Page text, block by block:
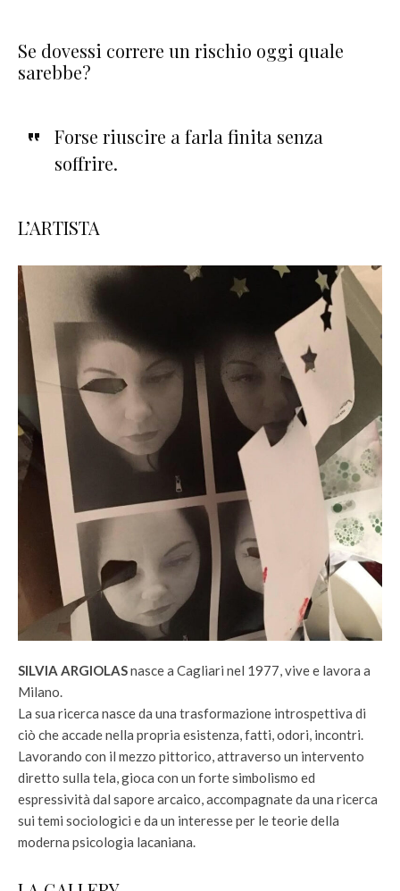
Se dovessi correre un rischio oggi quale
sarebbe?
Forse riuscire a farla finita senza
soffrire.
L’ARTISTA
SILVIA ARGIOLASnasce a Cagliari nel 1977, vive e lavora a
Milano.
La sua ricerca nasce da una trasformazione introspettiva di
ciò che accade nella propria esistenza, fatti, odori, incontri.
Lavorando con il mezzo pittorico, attraverso un intervento
diretto sulla tela, gioca con un forte simbolismo ed
espressività dal sapore arcaico, accompagnate da una ricerca
sui temi sociologici e da un interesse per le teorie della
moderna psicologia lacaniana.